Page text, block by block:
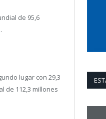
de 95,6
lugar con 29,3
de 112,3 millones